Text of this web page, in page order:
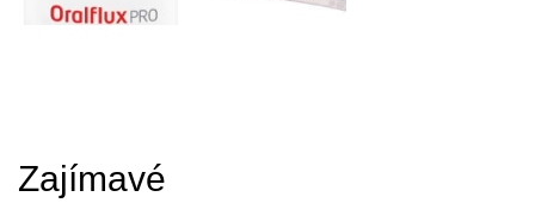
Zajímavé